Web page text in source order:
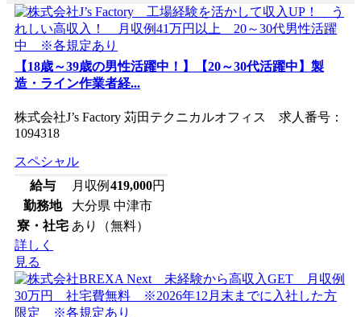
【18歳～39歳の男性活躍中！】【20～30代活躍中】製
造・ライン作業者経...
株式会社J’s Factory 苅田テクニカルオフィス 求人番号：
1094318
スペシャル
給与
月収例 419,000円
勤務地
大分県 中津市
寮・社宅 あり（無料）
詳しく
見る